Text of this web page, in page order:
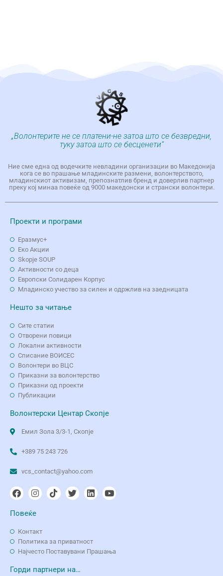
„Волонтерите не се платени-не затоа што се безвредни,
туку затоа што се бесценети“
Ние сме една од водечките невладини организации во Македонија
кога се во прашање младинските размени, волонтерството,
младинскиот активизам, препознатлив бренд и доверлив партнер
преку кој минаа повеќе од 9000 македонски и странски волонтери.
Проекти и програми
Еразмус+
Еко Aкции
Skopje SOUP
Активности со деца
Европски Солидарен Корпус
Младинско учество за силен и одржлив на заедницата
Нешто за читање
Сите статии
Отворени повици
Локални активности
Списание ВОИСЕС
Волонтери во ВЦС
Приказни за волонтерство
Приказни од проекти
Публикации
Волонтерски Центар Скопје
Емил Зола 3/3-1, Скопје
+389 75 243 726
vcs_contact@yahoo.com
Повеќе
Контакт
Политика за приватност
Најчесто Поставувани Прашања
Горди партнери на…